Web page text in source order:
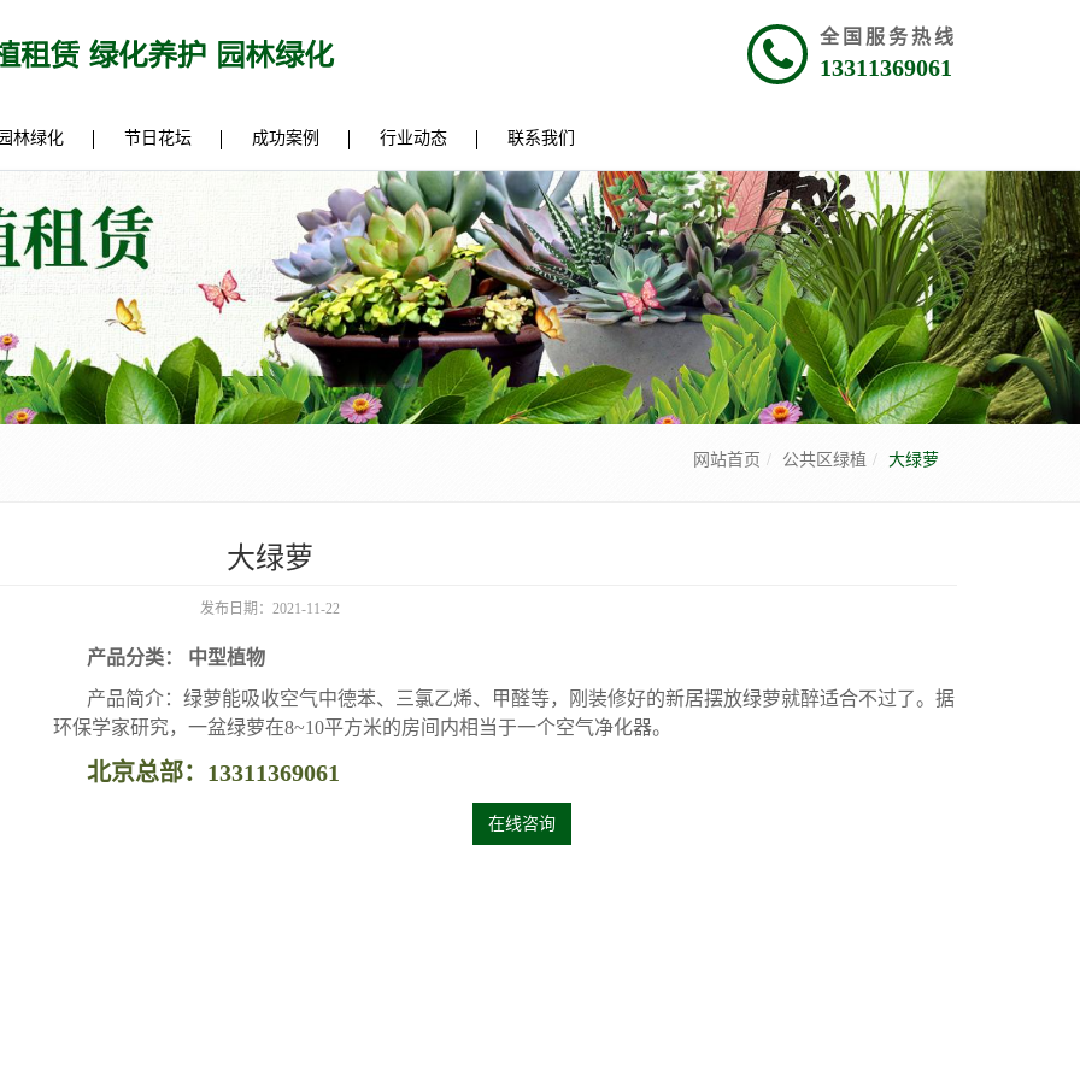
全国服务热线
13311369061
林绿化 节日花坛 成功案例 行业动态 联系我们
网站首页 公共区绿植 大绿萝
大绿萝
发布日期：2021-11-22
产品分类： 中型植物
产品简介：绿萝能吸收空气中德苯、三氯乙烯、甲醛等，刚装修好的新居摆放绿萝就醉适合不过了。据
环保学家研究，一盆绿萝在8~10平方米的房间内相当于一个空气净化器。
北京总部：13311369061
在线咨询